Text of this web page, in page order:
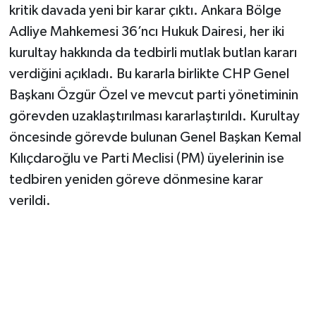
kritik davada yeni bir karar çıktı. Ankara Bölge
Adliye Mahkemesi 36’ncı Hukuk Dairesi, her iki
kurultay hakkında da tedbirli mutlak butlan kararı
verdiğini açıkladı. Bu kararla birlikte CHP Genel
Başkanı Özgür Özel ve mevcut parti yönetiminin
görevden uzaklaştırılması kararlaştırıldı. Kurultay
öncesinde görevde bulunan Genel Başkan Kemal
Kılıçdaroğlu ve Parti Meclisi (PM) üyelerinin ise
tedbiren yeniden göreve dönmesine karar
verildi.